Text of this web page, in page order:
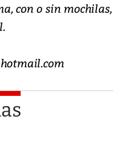
con o sin mochilas,